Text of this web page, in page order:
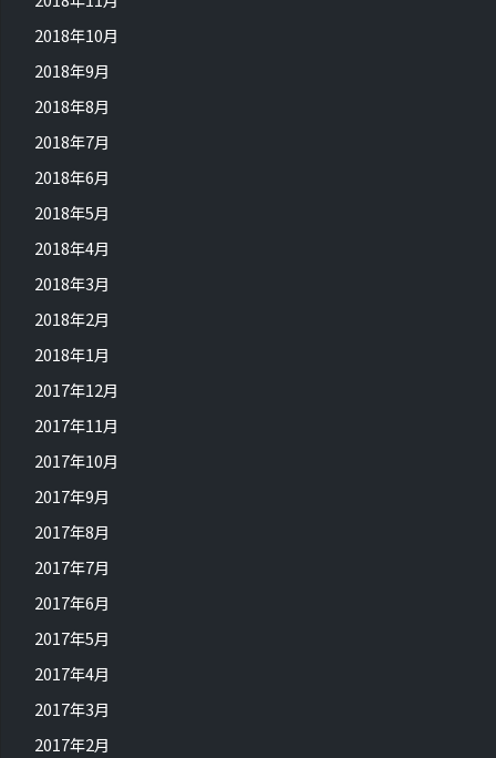
2018年10月
2018年9月
2018年8月
2018年7月
2018年6月
2018年5月
2018年4月
2018年3月
2018年2月
2018年1月
2017年12月
2017年11月
2017年10月
2017年9月
2017年8月
2017年7月
2017年6月
2017年5月
2017年4月
2017年3月
2017年2月